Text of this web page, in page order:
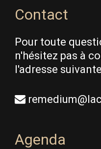
Contact
Pour toute
n'hésitez pas à
l'adresse
Agenda